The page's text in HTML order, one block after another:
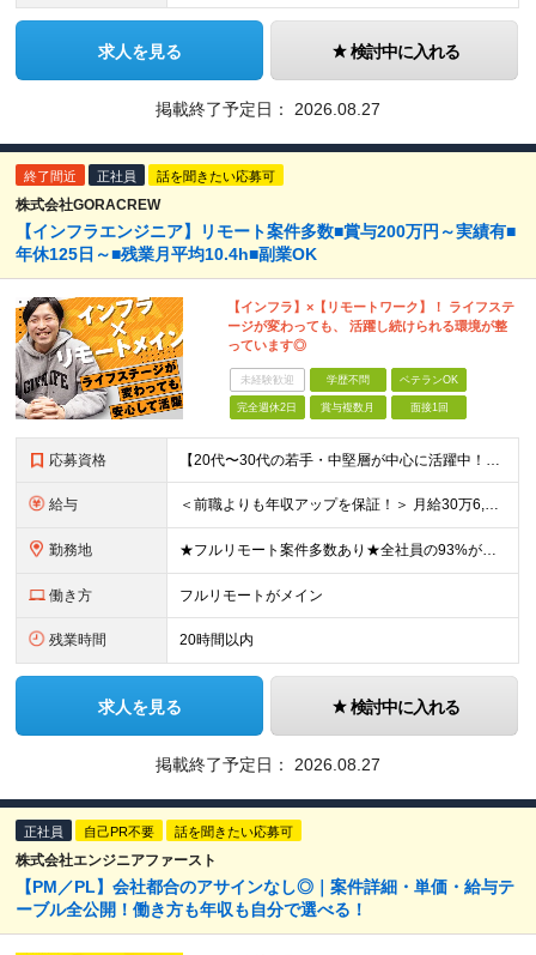
求人を見る 検討中に入れる
掲載終了予定日： 2026.08.27
終了間近 正社員 話を聞きたい応募可
株式会社GORACREW
【インフラエンジニア】リモート案件多数■賞与200万円～実績有■
年休125日～■残業月平均10.4h■副業OK
【インフラ】×【リモートワーク】！ ライフステ
ージが変わっても、 活躍し続けられる環境が整
っています◎
未経験歓迎 学歴不問 ベテランOK
完全週休2日 賞与複数月 面接1回
応募資格 【20代〜30代の若手・中堅層が中心に活躍中！】 ●インフラエンジニアとしての実務経験をお持ちの方（目安2年以上） ●学歴不問 ★こんな方にピッタリ★ ・インフラエンジニアの仕事を楽しみながら続けた
給与 ＜前職よりも年収アップを保証！＞ 月給30万6,250円以上＋賞与年2回＋各種手当 ※経験・スキルを考慮の上、当社規定により優遇します。 ※上記金額には月12時間分の固定残業代(2万6,250円～)
勤務地 ★フルリモート案件多数あり★全社員の93%がリモート勤務を活用中 本社（東京都千代田区）または各プロジェクト先（東京・神奈川・千葉・埼玉など） 本社：東京都千代田区岩本町3丁目5−2 合人社東京秋葉
働き方 フルリモートがメイン
残業時間 20時間以内
求人を見る 検討中に入れる
掲載終了予定日： 2026.08.27
正社員 自己PR不要 話を聞きたい応募可
株式会社エンジニアファースト
【PM／PL】会社都合のアサインなし◎｜案件詳細・単価・給与テ
ーブル全公開！働き方も年収も自分で選べる！